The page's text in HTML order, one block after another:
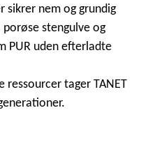
sikrer nem og grundig
stengulve og
PUR uden efterladte
tager TANET